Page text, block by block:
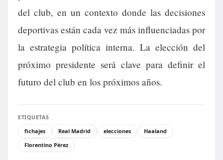
del club, en un contexto donde las decisiones
deportivas están cada vez más influenciadas por
la estrategia política interna. La elección del
próximo presidente será clave para definir el
futuro del club en los próximos años.
ETIQUETAS
fichajes
Real Madrid elecciones
Haaland
Florentino Pérez